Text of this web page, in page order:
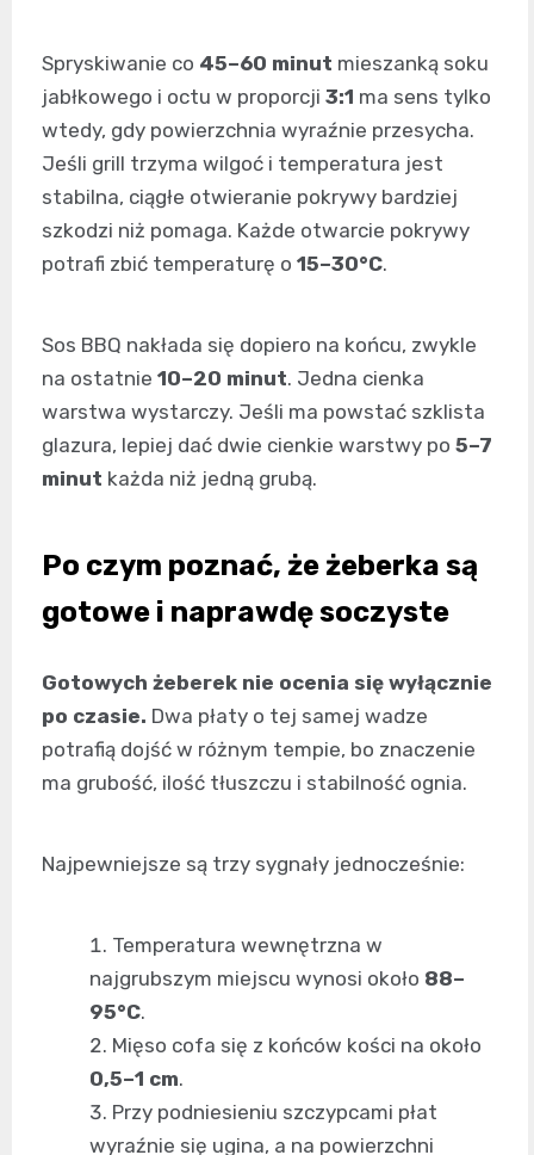
Spryskiwanie co 45–60 minut mieszanką soku
jabłkowego i octu w proporcji 3:1 ma sens tylko
wtedy, gdy powierzchnia wyraźnie przesycha.
Jeśli grill trzyma wilgoć i temperatura jest
stabilna, ciągłe otwieranie pokrywy bardziej
szkodzi niż pomaga. Każde otwarcie pokrywy
potrafi zbić temperaturę o 15–30°C.
Sos BBQ nakłada się dopiero na końcu, zwykle
na ostatnie 10–20 minut. Jedna cienka
warstwa wystarczy. Jeśli ma powstać szklista
glazura, lepiej dać dwie cienkie warstwy po 5–7
minut każda niż jedną grubą.
Po czym poznać, że żeberka są
gotowe i naprawdę soczyste
Gotowych żeberek nie ocenia się wyłącznie
po czasie. Dwa płaty o tej samej wadze
potrafią dojść w różnym tempie, bo znaczenie
ma grubość, ilość tłuszczu i stabilność ognia.
Najpewniejsze są trzy sygnały jednocześnie:
Temperatura wewnętrzna w
najgrubszym miejscu wynosi około 88–
95°C.
Mięso cofa się z końców kości na około
0,5–1 cm.
Przy podniesieniu szczypcami płat
wyraźnie się ugina, a na powierzchni